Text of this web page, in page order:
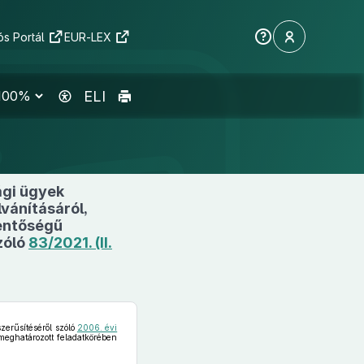
Portál EUR-LEX
ELI
ügyek
83/2021. (II.
szóló 2006. évi
feladatkörében